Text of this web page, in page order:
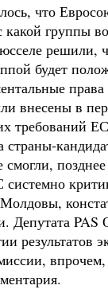
что
какой группы
решили,
будет
права
внесены в
требований
страны-
смогли,
системно
Депутата PAS
результатов
впрочем,